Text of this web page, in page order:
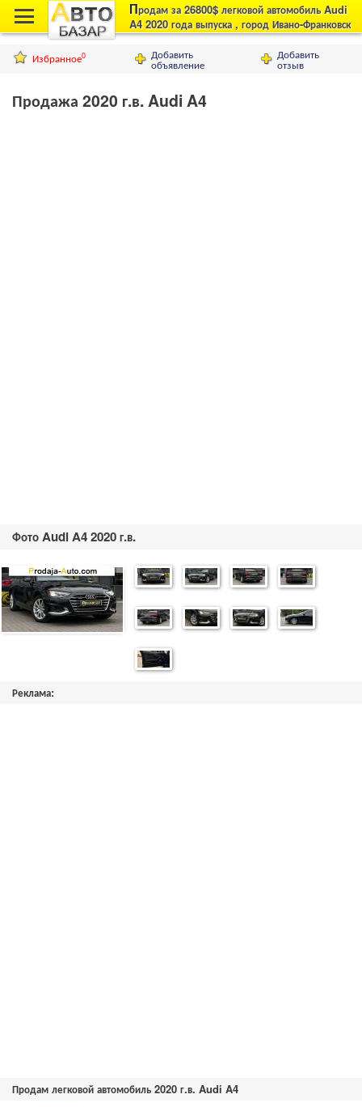
Продам за 26800$ легковой автомобиль Audi
A4 2020 года выпуска , город Ивано-Франковск
Добавить
отзыв
Добавить
объявление
Избранное0
Продажа 2020 г.в. Audi A4
Фото Audi A4 2020 г.в.
Реклама:
Продам легковой автомобиль 2020 г.в. Audi A4